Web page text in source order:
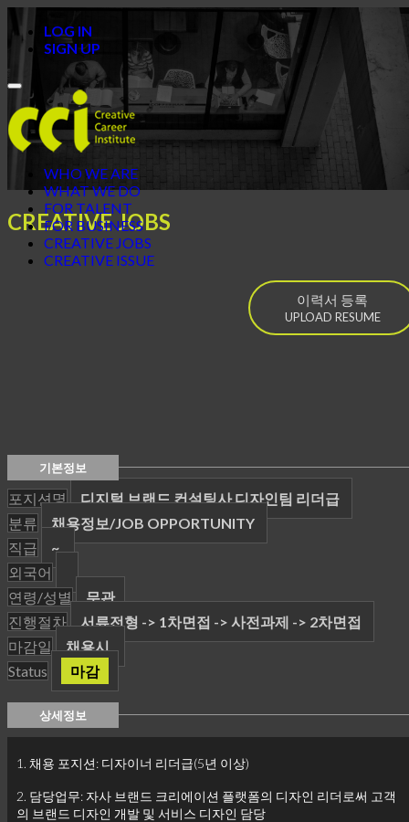
LOG IN
SIGN UP
Toggle
navigation
WHO WE ARE
WHAT WE DO
FOR TALENT
FOR BUSINESS
CREATIVE JOBS
CREATIVE ISSUE
CREATIVE JOBS
이력서 등록
UPLOAD RESUME
기본정보
포지션명
디지털 브랜드 컨설팅사 디자인팀 리더급
분류
채용정보/JOB OPPORTUNITY
직급
~
외국어
연령/성별
무관
진행절차
서류전형 -> 1차면접 -> 사전과제 -> 2차면접
마감일
채용시
Status
마감
상세정보
1. 채용 포지션: 디자이너 리더급(5년 이상)
2. 담당업무: 자사 브랜드 크리에이션 플랫폼의 디자인 리더로써 고객
의 브랜드 디자인 개발 및 서비스 디자인 담당